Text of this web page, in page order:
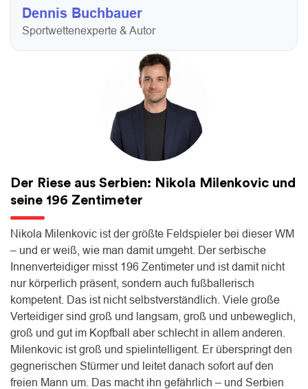
Dennis Buchbauer
Sportwettenexperte & Autor
Der Riese aus Serbien: Nikola Milenkovic und
seine 196 Zentimeter
Nikola Milenkovic ist der größte Feldspieler bei dieser WM
– und er weiß, wie man damit umgeht. Der serbische
Innenverteidiger misst 196 Zentimeter und ist damit nicht
nur körperlich präsent, sondern auch fußballerisch
kompetent. Das ist nicht selbstverständlich. Viele große
Verteidiger sind groß und langsam, groß und unbeweglich,
groß und gut im Kopfball aber schlecht in allem anderen.
Milenkovic ist groß und spielintelligent. Er überspringt den
gegnerischen Stürmer und leitet danach sofort auf den
freien Mann um. Das macht ihn gefährlich – und Serbien